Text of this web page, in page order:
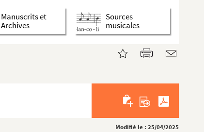
Manuscrits et
Archives
Sources
musicales
Modifié le : 25/04/2025